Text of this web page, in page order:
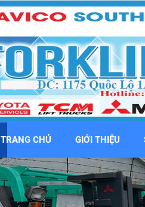
TRANG CHỦ GIỚI THIỆU